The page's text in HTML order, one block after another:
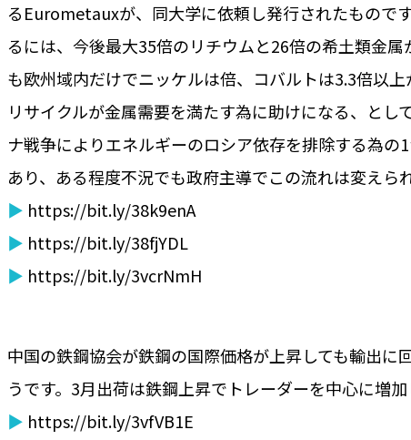
るEurometauxが、同大学に依頼し発行されたもので
るには、今後最大35倍のリチウムと26倍の希土類金
も欧州域内だけでニッケルは倍、コバルトは3.3倍以
リサイクルが金属需要を満たす為に助けになる、とし
ナ戦争によりエネルギーのロシア依存を排除する為
あり、ある程度不況でも政府主導でこの流れは変えら
▶ https://bit.ly/38k9enA
▶ https://bit.ly/38fjYDL
▶ https://bit.ly/3vcrNmH
中国の鉄鋼協会が鉄鋼の国際価格が上昇しても輸出
うです。3月出荷は鉄鋼上昇でトレーダーを中心に増加
▶ https://bit.ly/3vfVB1E